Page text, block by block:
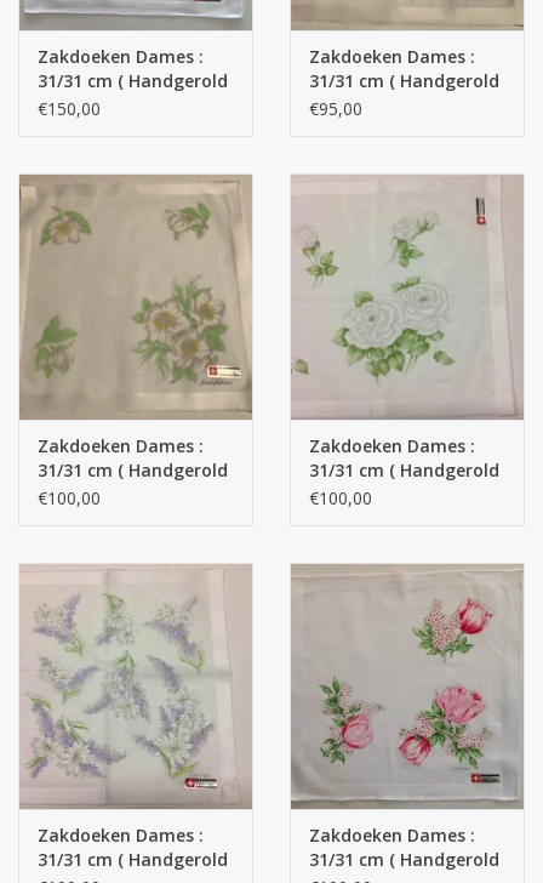
Zakdoeken Dames :
31/31 cm ( Handgerold
)€150,00
Zakdoeken Dames :
31/31 cm ( Handgerold
)€95,00
Zakdoeken Dames :
31/31 cm ( Handgerold
)€100,00
Zakdoeken Dames :
31/31 cm ( Handgerold
)€100,00
Zakdoeken Dames :
31/31 cm ( Handgerold
Zakdoeken Dames :
31/31 cm ( Handgerold